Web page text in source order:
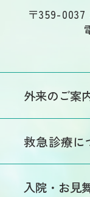
〒359-
外来のご案
外来医師担当
救急診療に
入院・お見